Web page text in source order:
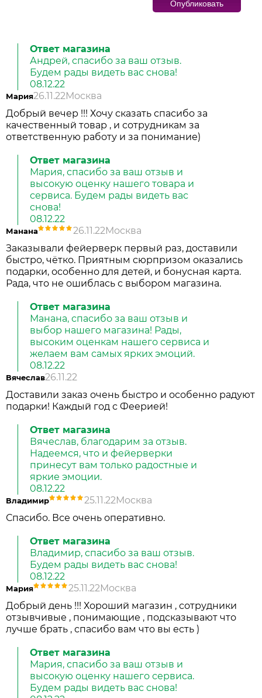
Ответ магазина
Андрей, спасибо за ваш отзыв.
Будем рады видеть вас снова!
08.12.22
Мария26.11.22Москва
Добрый вечер !!! Хочу сказать спасибо за
качественный товар , и сотрудникам за
ответственную работу и за понимание)
Ответ магазина
Мария, спасибо за ваш отзыв и
высокую оценку нашего товара и
сервиса. Будем рады видеть вас
снова!
08.12.22
Манана 26.11.22Москва
Заказывали фейерверк первый раз, доставили
быстро, чётко. Приятным сюрпризом оказались
подарки, особенно для детей, и бонусная карта.
Рада, что не ошиблась с выбором магазина.
Ответ магазина
Манана, спасибо за ваш отзыв и
выбор нашего магазина! Рады,
высоким оценкам нашего сервиса и
желаем вам самых ярких эмоций.
08.12.22
Вячеслав26.11.22
Доставили заказ очень быстро и особенно радуют
подарки! Каждый год с Феерией!
Ответ магазина
Вячеслав, благодарим за отзыв.
Надеемся, что и фейерверки
принесут вам только радостные и
яркие эмоции.
08.12.22
Владимир 25.11.22Москва
Спасибо. Все очень оперативно.
Ответ магазина
Владимир, спасибо за ваш отзыв.
Будем рады видеть вас снова!
08.12.22
Мария 25.11.22Москва
Добрый день !!! Хороший магазин , сотрудники
отзывчивые , понимающие , подсказывают что
лучше брать , спасибо вам что вы есть )
Ответ магазина
Мария, спасибо за ваш отзыв и
высокую оценку нашего сервиса.
Будем рады видеть вас снова!